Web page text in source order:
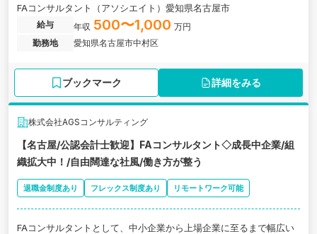
FAコンサルタント（アソシエイト）愛知県名古屋市
給与 年収 500〜1,000 万円
勤務地
愛知県名古屋市中村区
ブックマーク 詳細をみる
株式会社AGSコンサルティング
【名古屋/公認会計士歓迎】FAコンサルタント◇成長中企業/組
織拡大中！/自由闊達な社風/働き方が整う
退職金制度あり フレックス制度あり リモートワーク可能
FAコンサルタントとして、中小企業から上場企業に至るまで幅広い